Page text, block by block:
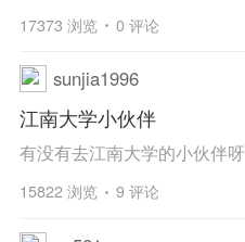
17373 浏览 0 评论
sunjia1996
江南大学小伙伴
有没有去江南大学的小伙伴呀
15822 浏览 9 评论